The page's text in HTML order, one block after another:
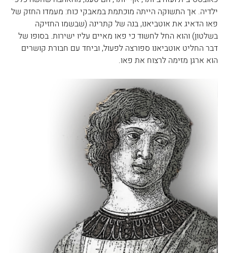
ילדיה. אך התשוקה הייתה מוכתמת במאבקי כוח: מעמדו החזק של
פאו הדאיג את אוטביאנו, בנה של קתרינה (שבשמו החזיקה
בשלטון) והוא החל לחשוד כי פאו מאיים עליו ישירות. בסופו של
דבר החליט אוטביאנו ספורצה לפעול, וביחד עם חבורת קושרים
הוא ארגן מזימה לרצוח את פאו.